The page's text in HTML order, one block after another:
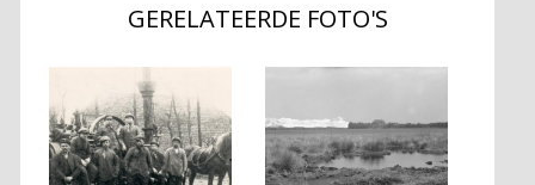
GERELATEERDE FOTO'S